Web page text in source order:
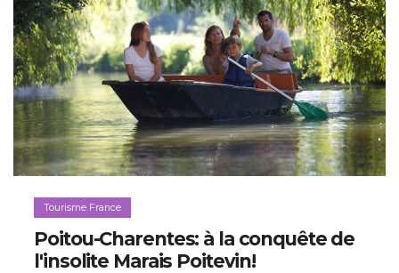
Tourisme France
Poitou-Charentes: à la conquête de
l'insolite Marais Poitevin!